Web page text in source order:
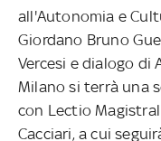
all'Autonomia e
Giordano Bruno
Vercesi e dialogo di
Milano si terrà una
con Lectio
Cacciari, a cui